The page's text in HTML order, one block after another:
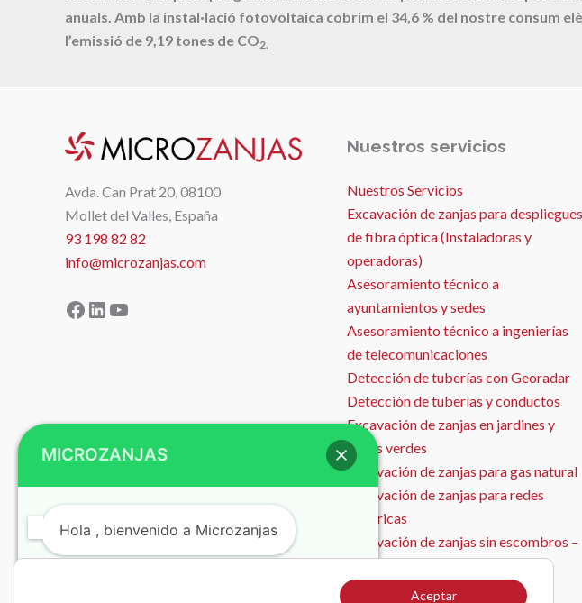
anuals. Amb la instal·lació fotovoltaica cobrim el 34,6 % del nostre consum
l’emissió de 9,19 tones de CO2.
Avda. Can Prat 20, 08100
Mollet del Valles, España
93 198 82 82
info@microzanjas.com
Facebook
LinkedIn
YouTube
Nuestros servicios
Nuestros Servicios
Excavación de zanjas para despliegues
de fibra óptica (Instaladoras y
operadoras)
Asesoramiento técnico a
ayuntamientos y sedes
Asesoramiento técnico a ingenierías
de telecomunicaciones
Detección de tuberías con Georadar
Detección de tuberías y conductos
Excavación de zanjas en jardines y
zonas verdes
Excavación de zanjas para gas natural
Excavación de zanjas para redes
eléctricas
Excavación de zanjas sin escombros –
Instalación de sensores
Aceptar
MICROZANJAS
Hola , bienvenido a Microzanjas